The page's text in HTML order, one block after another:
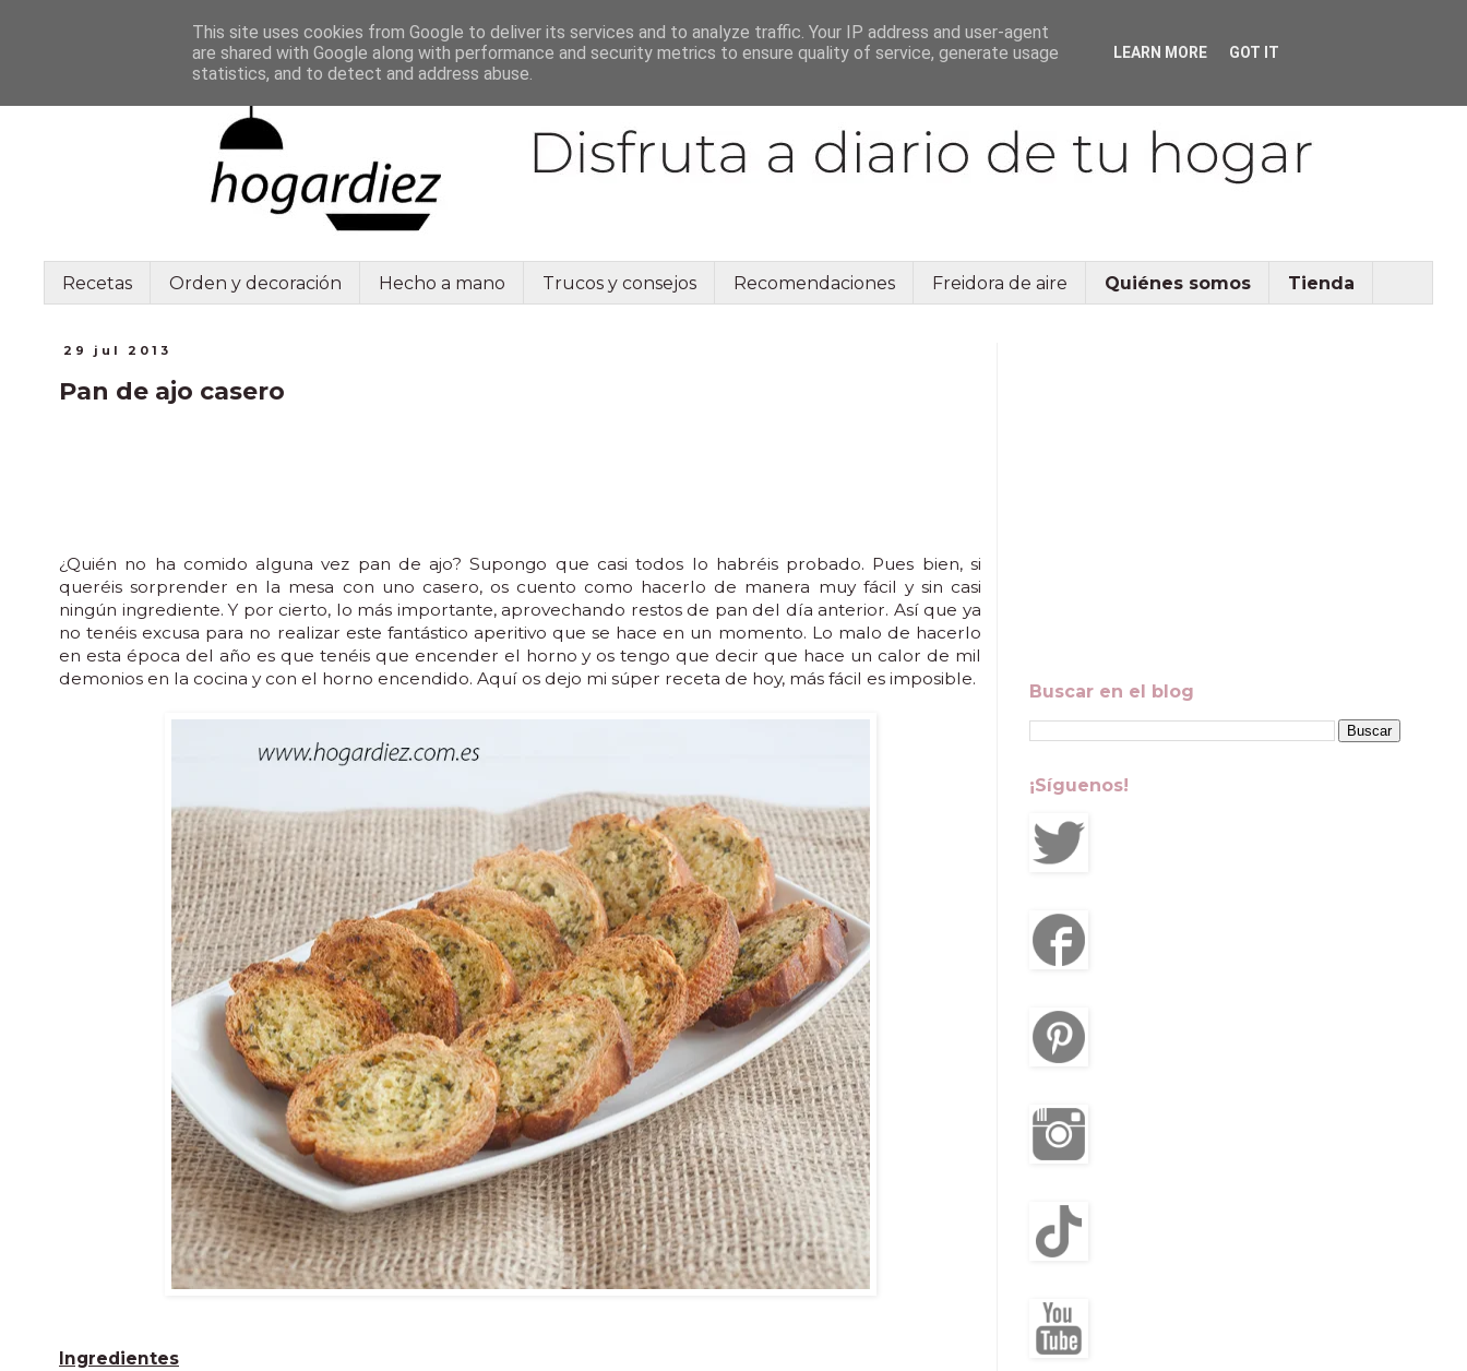
Recetas Orden y decoración Hecho a mano Trucos y consejos Recomendaciones Freidora de aire Quiénes somos Tienda
29 jul 2013
Pan de ajo casero
¿Quién no ha comido alguna vez pan de ajo? Supongo que casi todos lo habréis probado. Pues bien, si
queréis sorprender en la mesa con uno casero, os cuento como hacerlo de manera muy fácil y sin casi
ningún ingrediente. Y por cierto, lo más importante, aprovechando restos de pan del día anterior. Así que ya
no tenéis excusa para no realizar este fantástico aperitivo que se hace en un momento. Lo malo de hacerlo
en esta época del año es que tenéis que encender el horno y os tengo que decir que hace un calor de mil
demonios en la cocina y con el horno encendido. Aquí os dejo mi súper receta de hoy, más fácil es imposible.
Ingredientes
Buscar en el blog
¡Síguenos!
This site uses cookies from Google to deliver its services and to analyze traffic. Your IP address and user-agent
are shared with Google along with performance and security metrics to ensure quality of service, generate usage
statistics, and to detect and address abuse.
LEARN MORE GOT IT